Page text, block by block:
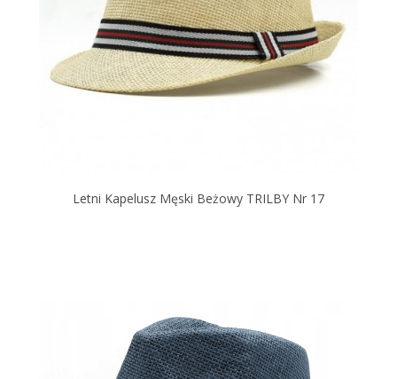
Letni Kapelusz Męski Beżowy TRILBY Nr 17